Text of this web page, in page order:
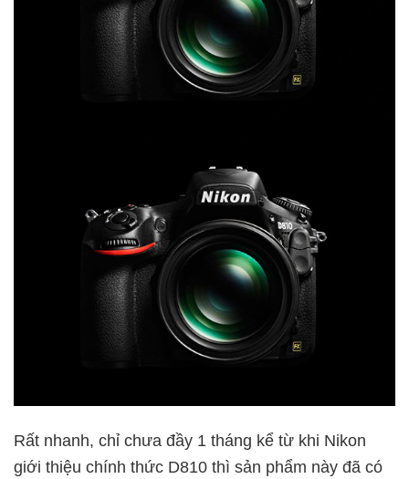
Rất nhanh, chỉ chưa đầy 1 tháng kể từ khi Nikon
giới thiệu chính thức D810 thì sản phẩm này đã có